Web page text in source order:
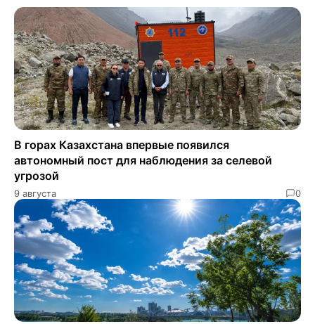
В горах Казахстана впервые появился
автономный пост для наблюдения за селевой
угрозой
9 августа 0